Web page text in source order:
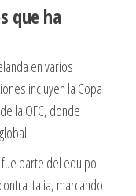
que ha
en varios
incluyen la Copa
la OFC, donde
fue parte del equipo
Italia, marcando